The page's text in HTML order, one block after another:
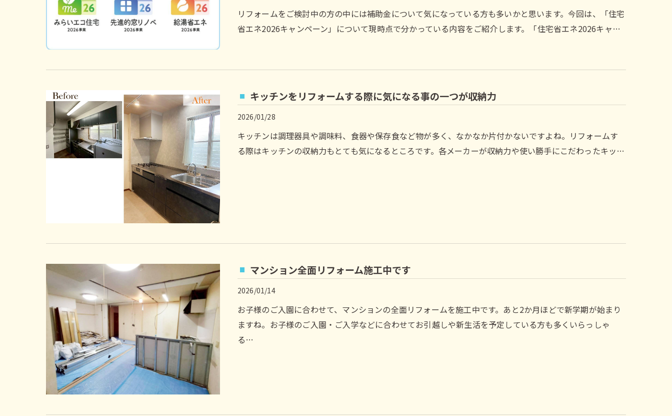
リフォームをご検討中の方の中には補助金について気になっている方も多いかと思います。今回は、「住宅
省エネ2026キャンペーン」について現時点で分かっている内容をご紹介します。「住宅省エネ2026キャ…
キッチンをリフォームする際に気になる事の一つが収納力
2026/01/28
キッチンは調理器具や調味料、食器や保存食など物が多く、なかなか片付かないですよね。リフォームす
る際はキッチンの収納力もとても気になるところです。各メーカーが収納力や使い勝手にこだわったキッ…
マンション全面リフォーム施工中です
2026/01/14
お子様のご入園に合わせて、マンションの全面リフォームを施工中です。あと2か月ほどで新学期が始まり
ますね。お子様のご入園・ご入学などに合わせてお引越しや新生活を予定している方も多くいらっしゃ
る…